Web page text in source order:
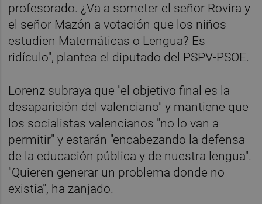
profesorado. ¿Va a someter el señor Rovira y
el señor Mazón a votación que los niños
estudien Matemáticas o Lengua? Es
ridículo", plantea el diputado del PSPV-PSOE.
Lorenz subraya que "el objetivo final es la
desaparición del valenciano" y mantiene que
los socialistas valencianos "no lo van a
permitir" y estarán "encabezando la defensa
de la educación pública y de nuestra lengua".
"Quieren generar un problema donde no
existía", ha zanjado.